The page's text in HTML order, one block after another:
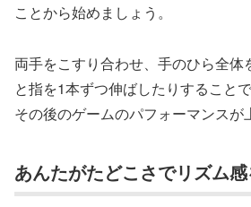
ことから始めましょう。
両手をこすり合わせ、手のひら全体
と指を1本ずつ伸ばしたりすること
その後のゲームのパフォーマンスが
あんたがたどこさでリズム